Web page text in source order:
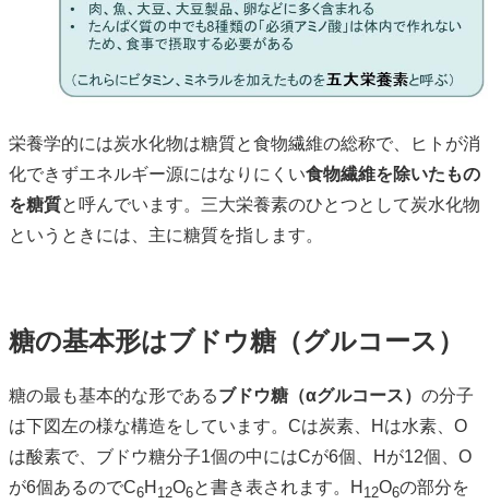
栄養学的には炭水化物は糖質と食物繊維の総称で、ヒトが消
化できずエネルギー源にはなりにくい食物繊維を除いたもの
を糖質と呼んでいます。三大栄養素のひとつとして炭水化物
というときには、主に糖質を指します。
糖の基本形はブドウ糖（グルコース）
糖の最も基本的な形であるブドウ糖（αグルコース） の分子
は下図左の様な構造をしています。Cは炭素、Hは水素、O
は酸素で、ブドウ糖分子1個の中にはCが6個、Hが12個、O
が6個あるのでC6H 12O6と書き表されます。H 12O6の部分を